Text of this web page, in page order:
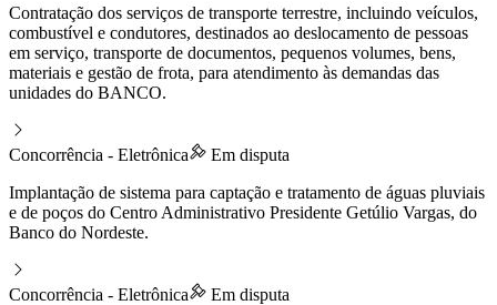
Contratação dos serviços de transporte terrestre, incluindo veículos,
combustível e condutores, destinados ao deslocamento de pessoas
em serviço, transporte de documentos, pequenos volumes, bens,
materiais e gestão de frota, para atendimento às demandas das
unidades do BANCO.
Concorrência - Eletrônica
Em disputa
Implantação de sistema para captação e tratamento de águas pluviais
e de poços do Centro Administrativo Presidente Getúlio Vargas, do
Banco do Nordeste.
Concorrência - Eletrônica
Em disputa